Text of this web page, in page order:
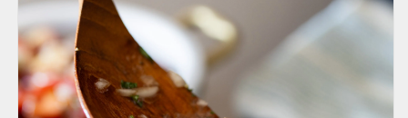
手
の
数
量
片
手
の
数
量